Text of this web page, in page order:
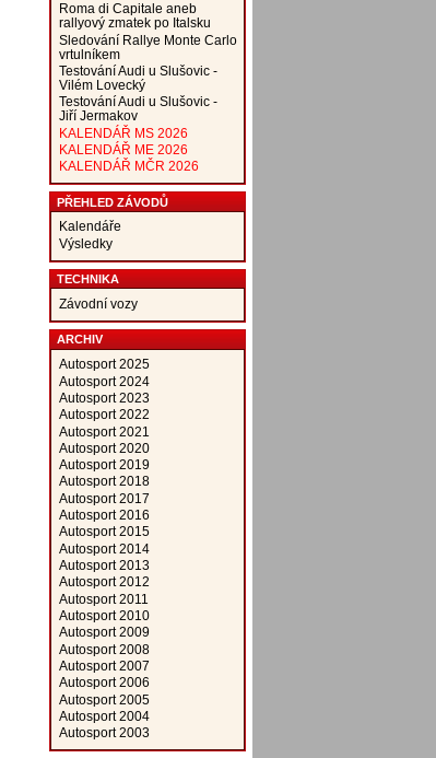
Roma di Capitale aneb
rallyový zmatek po Italsku
Sledování Rallye Monte Carlo
vrtulníkem
Testování Audi u Slušovic -
Vilém Lovecký
Testování Audi u Slušovic -
Jiří Jermakov
KALENDÁŘ MS 2026
KALENDÁŘ ME 2026
KALENDÁŘ MČR 2026
PŘEHLED ZÁVODŮ
Kalendáře
Výsledky
TECHNIKA
Závodní vozy
ARCHIV
Autosport 2025
Autosport 2024
Autosport 2023
Autosport 2022
Autosport 2021
Autosport 2020
Autosport 2019
Autosport 2018
Autosport 2017
Autosport 2016
Autosport 2015
Autosport 2014
Autosport 2013
Autosport 2012
Autosport 2011
Autosport 2010
Autosport 2009
Autosport 2008
Autosport 2007
Autosport 2006
Autosport 2005
Autosport 2004
Autosport 2003